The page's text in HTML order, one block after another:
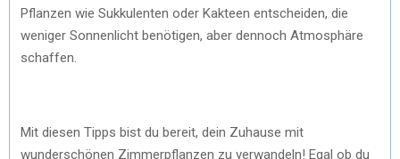
Pflanzen wie Sukkulenten oder Kakteen entscheiden, die
weniger Sonnenlicht benötigen, aber dennoch Atmosphäre
schaffen.
Mit diesen Tipps bist du bereit, dein Zuhause mit
wunderschönen Zimmerpflanzen zu verwandeln! Egal ob du